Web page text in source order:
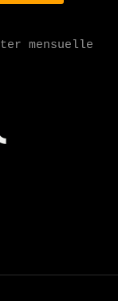
mensuelle